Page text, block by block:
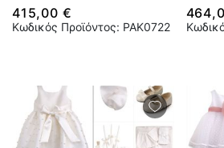
415,00 €
Κωδικός Προϊόντος: PAK0722